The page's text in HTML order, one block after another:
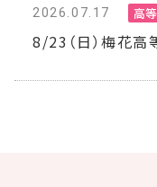
2026.07.17 高
8/23（日）梅花